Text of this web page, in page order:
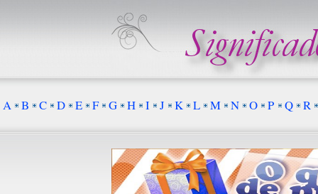
A B C D E F G H I J K L M N O P Q R